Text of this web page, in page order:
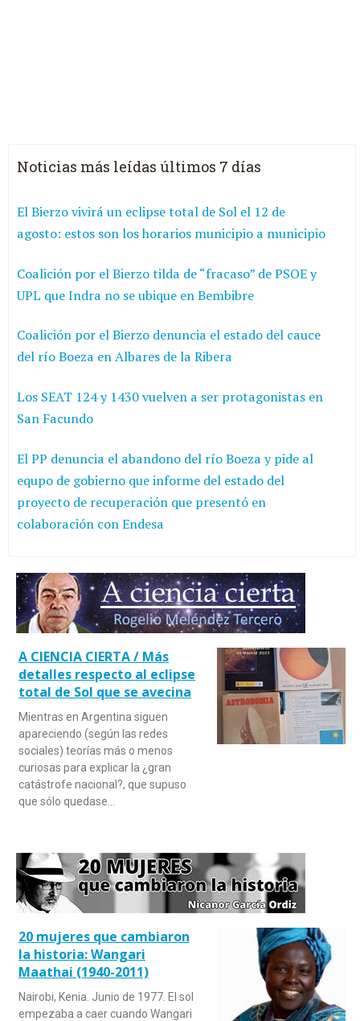
Noticias más leídas últimos 7 días
El Bierzo vivirá un eclipse total de Sol el 12 de
agosto: estos son los horarios municipio a municipio
Coalición por el Bierzo tilda de “fracaso” de PSOE y
UPL que Indra no se ubique en Bembibre
Coalición por el Bierzo denuncia el estado del cauce
del río Boeza en Albares de la Ribera
Los SEAT 124 y 1430 vuelven a ser protagonistas en
San Facundo
El PP denuncia el abandono del río Boeza y pide al
equpo de gobierno que informe del estado del
proyecto de recuperación que presentó en
colaboración con Endesa
A CIENCIA CIERTA / Más
detalles respecto al eclipse
total de Sol que se avecina
Mientras en Argentina siguen
apareciendo (según las redes
sociales) teorías más o menos
curiosas para explicar la ¿gran
catástrofe nacional?, que supuso
que sólo quedase…
20 mujeres que cambiaron
la historia: Wangari
Maathai (1940-2011)
Nairobi, Kenia. Junio de 1977. El sol
empezaba a caer cuando Wangari